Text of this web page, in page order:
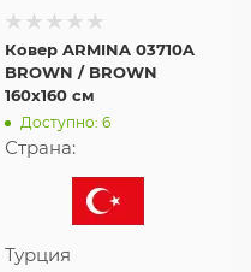
Ковер ARMINA 03710A
BROWN / BROWN
160x160 см
Доступно: 6
Страна:
Турция